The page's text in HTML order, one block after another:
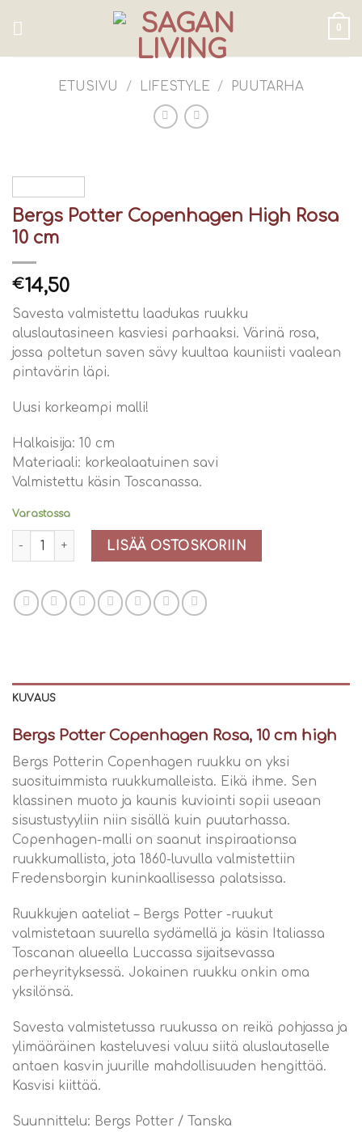
0
ETUSIVU / LIFESTYLE / PUUTARHA
Bergs Potter Copenhagen High Rosa
10 cm
€14,50
Savesta valmistettu laadukas ruukku
aluslautasineen kasviesi parhaaksi. Värinä rosa,
jossa poltetun saven sävy kuultaa kauniisti vaalean
pintavärin läpi.
Uusi korkeampi malli!
Halkaisija: 10 cm
Materiaali: korkealaatuinen savi
Valmistettu käsin Toscanassa.
Varastossa
Bergs Potter Copenhagen High Rosa 10 cm määrä
LISÄÄ OSTOSKORIIN
KUVAUS
Bergs Potter Copenhagen Rosa, 10 cm high
Bergs Potterin Copenhagen ruukku on yksi
suosituimmista ruukkumalleista. Eikä ihme. Sen
klassinen muoto ja kaunis kuviointi sopii useaan
sisustustyyliin niin sisällä kuin puutarhassa.
Copenhagen-malli on saanut inspiraationsa
ruukkumallista, jota 1860-luvulla valmistettiin
Fredensborgin kuninkaallisessa palatsissa.
Ruukkujen aateliat – Bergs Potter -ruukut
valmistetaan suurella sydämellä ja käsin Italiassa
Toscanan alueella Luccassa sijaitsevassa
perheyrityksessä. Jokainen ruukku onkin oma
yksilönsä.
Savesta valmistetussa ruukussa on reikä pohjassa ja
ylimääräinen kasteluvesi valuu siitä aluslautaselle
antaen kasvin juurille mahdollisuuden hengittää.
Kasvisi kiittää.
Suunnittelu: Bergs Potter / Tanska